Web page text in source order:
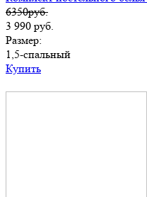
6350руб.
3 990 руб.
Размер:
1,5-спальный
Купить